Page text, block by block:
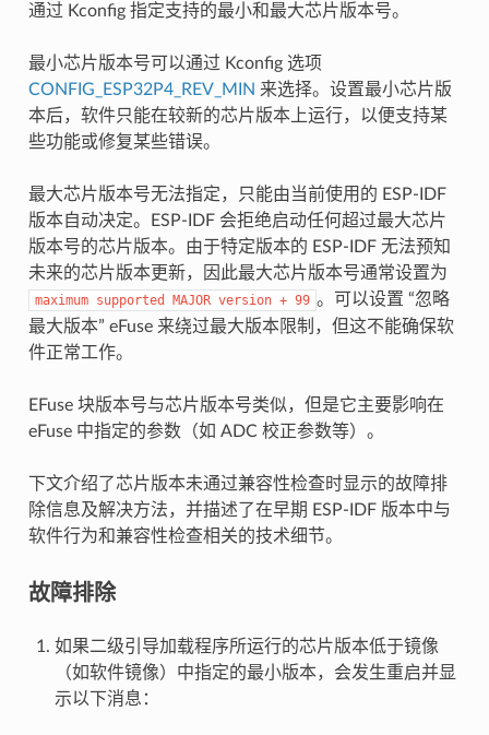
通过 Kconfig 指定支持的最小和最大芯片版本号。
最小芯片版本号可以通过 Kconfig 选项
CONFIG_ESP32P4_REV_MIN 来选择。设置最小芯片版
本后，软件只能在较新的芯片版本上运行，以便支持某
些功能或修复某些错误。
最大芯片版本号无法指定，只能由当前使用的 ESP-IDF
版本自动决定。ESP-IDF 会拒绝启动任何超过最大芯片
版本号的芯片版本。由于特定版本的 ESP-IDF 无法预知
未来的芯片版本更新，因此最大芯片版本号通常设置为
maximum supported MAJOR version + 99 。可以设置 “忽略
最大版本” eFuse 来绕过最大版本限制，但这不能确保软
件正常工作。
EFuse 块版本号与芯片版本号类似，但是它主要影响在
eFuse 中指定的参数（如 ADC 校正参数等）。
下文介绍了芯片版本未通过兼容性检查时显示的故障排
除信息及解决方法，并描述了在早期 ESP-IDF 版本中与
软件行为和兼容性检查相关的技术细节。
故障排除
如果二级引导加载程序所运行的芯片版本低于镜像
（如软件镜像）中指定的最小版本，会发生重启并显
示以下消息：